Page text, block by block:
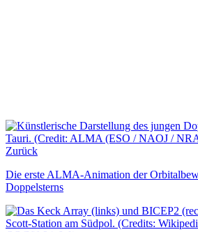
Zurück
Die erste ALMA-Animation der
Doppelsterns